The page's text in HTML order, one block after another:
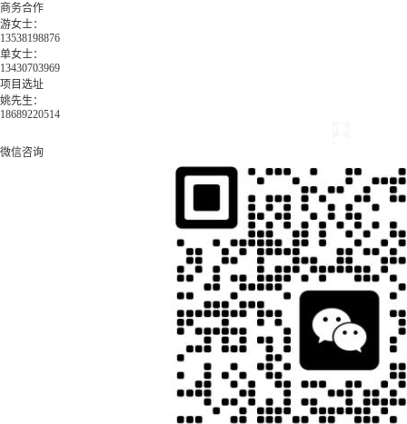
商务合作
游女士：
13538198876
单女士：
13430703969
项目选址
姚先生：
18689220514
微信咨询